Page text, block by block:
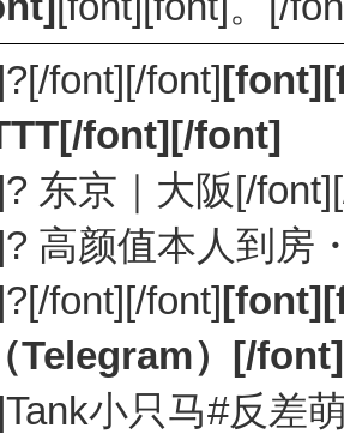
font][/font]
font][/font]
东京｜大阪[/
高颜值本人到房
font][/font]
Telegram）[/
小只马#反差